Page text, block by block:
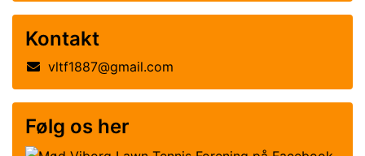
Kontakt
vltf1887@gmail.com
Følg os her